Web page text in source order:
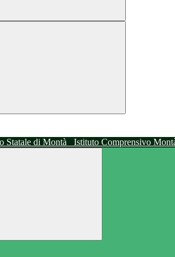
Istituto Comprensivo